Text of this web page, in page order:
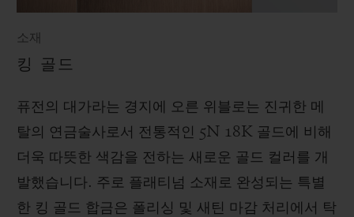
소재
킹 골드
퓨전의 대가라는 경지에 오른 위블로는 진귀한 메
탈의 연금술사로서 전통적인 5N 18K 골드에 비해
더욱 따뜻한 색감을 전하는 새로운 골드 컬러를 개
발했습니다. 주로 플래티넘 소재로 완성되는 특별
한 킹 골드 합금은 폴리싱 및 새틴 마감 처리에서 탁